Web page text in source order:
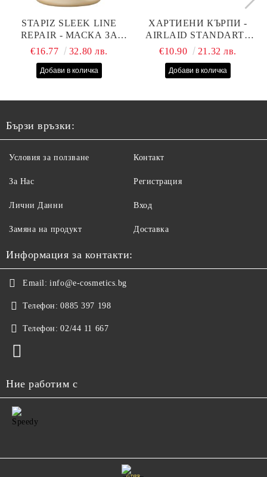
STAPIZ SLEEK LINE
REPAIR - МАСКА ЗА
СУХИ, ИЗТОЩЕНИ И
КОПРИНЕНИ
€16.77 32.80 лв.
ХАРТИЕНИ КЪРПИ -
AIRLAID STANDART -
40СМ/70СМ - 100БР
€10.90 21.32 лв.
Бързи връзки:
Условия за ползване
За Нас
Лични Данни
Замяна на продукт
Контакт
Регистрация
Вход
Доставка
Информация за контакти:
Email: info@e-cosmetics.bg
Телефон: 0885 397 198
Телефон: 02/44 11 667
Ние работим с